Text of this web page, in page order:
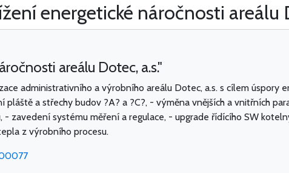
energetické náročnosti areálu
areálu Dotec, a.s."
administrativního a výrobního areálu Dotec, a.s. s cílem úspory
a střechy budov ?A? a ?C?, - výměna vnějších a vnitřních
- zavedení systému měření a regulace, - upgrade řídícího SW
z výrobního procesu.